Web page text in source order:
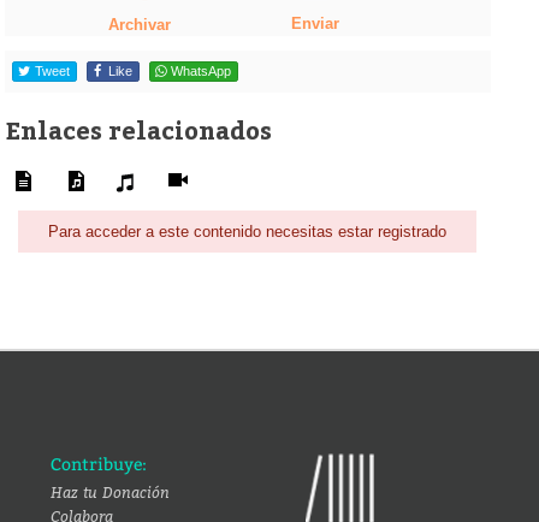
Archivar Enviar
Tweet Like WhatsApp
Enlaces relacionados
Para acceder a este contenido necesitas estar registrado
Contribuye:
Haz tu Donación
Colabora